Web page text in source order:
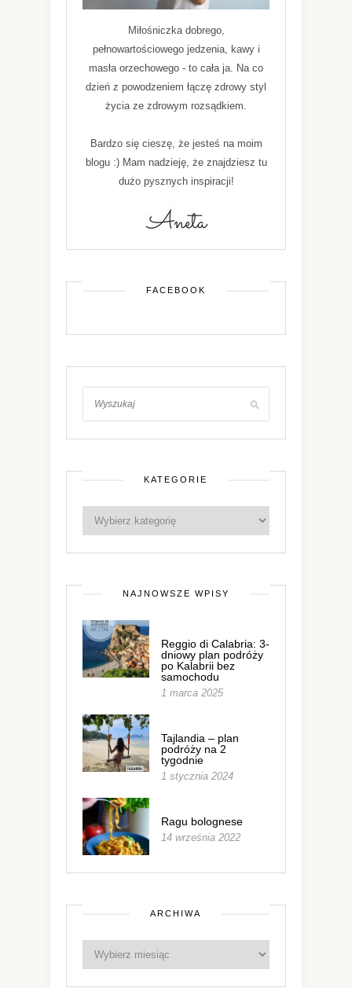
Miłośniczka dobrego,
pełnowartościowego jedzenia, kawy i
masła orzechowego - to cała ja. Na co
dzień z powodzeniem łączę zdrowy styl
życia ze zdrowym rozsądkiem.
Bardzo się cieszę, że jesteś na moim
blogu :) Mam nadzieję, że znajdziesz tu
dużo pysznych inspiracji!
FACEBOOK
KATEGORIE
NAJNOWSZE WPISY
Reggio di Calabria: 3-
dniowy plan podróży
po Kalabrii bez
samochodu
1 marca 2025
Tajlandia – plan
podróży na 2
tygodnie
1 stycznia 2024
Ragu bolognese
14 września 2022
ARCHIWA